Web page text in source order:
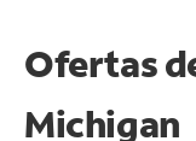
Ofertas
Michigan